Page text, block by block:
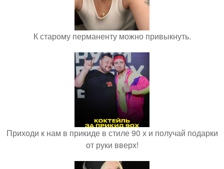
К старому перманенту можно привыкнуть.
Приходи к нам в прикиде в стиле 90 х и получай подарки
от руки вверх!